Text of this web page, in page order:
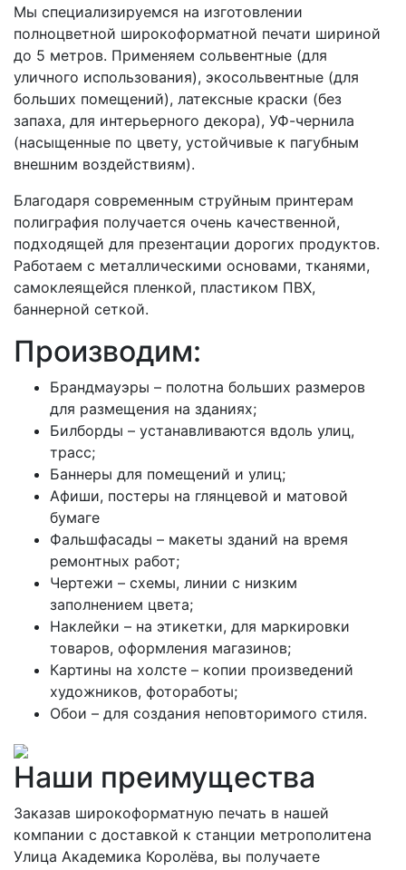
Мы специализируемся на изготовлении
полноцветной широкоформатной печати шириной
до 5 метров. Применяем сольвентные (для
уличного использования), экосольвентные (для
больших помещений), латексные краски (без
запаха, для интерьерного декора), УФ-чернила
(насыщенные по цвету, устойчивые к пагубным
внешним воздействиям).
Благодаря современным струйным принтерам
полиграфия получается очень качественной,
подходящей для презентации дорогих продуктов.
Работаем с металлическими основами, тканями,
самоклеящейся пленкой, пластиком ПВХ,
баннерной сеткой.
Производим:
Брандмауэры – полотна больших размеров
для размещения на зданиях;
Билборды – устанавливаются вдоль улиц,
трасс;
Баннеры для помещений и улиц;
Афиши, постеры на глянцевой и матовой
бумаге
Фальшфасады – макеты зданий на время
ремонтных работ;
Чертежи – схемы, линии с низким
заполнением цвета;
Наклейки – на этикетки, для маркировки
товаров, оформления магазинов;
Картины на холсте – копии произведений
художников, фотоработы;
Обои – для создания неповторимого стиля.
Наши преимущества
Заказав широкоформатную печать в нашей
компании с доставкой к станции метрополитена
Улица Академика Королёва, вы получаете